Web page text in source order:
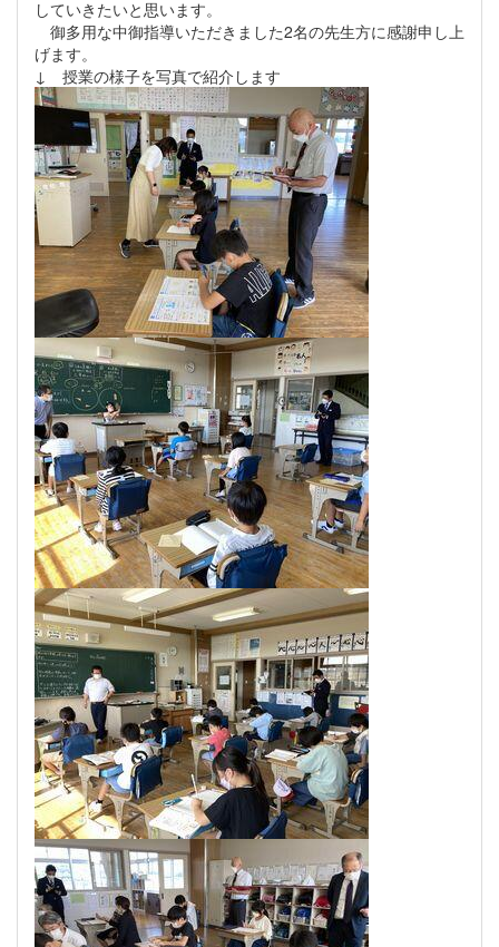
していきたいと思います。
御多用な中御指導いただきました2名の先生方に感謝申し上
げます。
↓ 授業の様子を写真で紹介します